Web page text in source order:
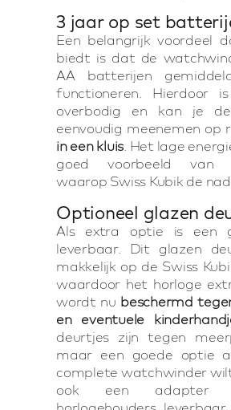
3 jaar op set
Een belangrijk voordeel
biedt is dat de
AA batterijen
functioneren. Hierdoor
overbodig en kan je
eenvoudig meenemen op
in een kluis . Het lage
goed voorbeeld van
waarop Swiss Kubik de
Optioneel glazen
Als extra optie is een
leverbaar. Dit glazen
makkelijk op de Swiss
waardoor het horloge
wordt nu beschermd
en eventuele
deurtjes zijn tegen
maar een goede optie
complete watchwinder
ook een adapter